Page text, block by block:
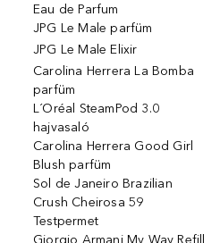
Eau de Parfum
JPG Le Male parfüm
JPG Le Male Elixir
Carolina Herrera La Bomba
parfüm
L´Oréal SteamPod 3.0
hajvasaló
Carolina Herrera Good Girl
Blush parfüm
Sol de Janeiro Brazilian
Crush Cheirosa 59
Testpermet
Giorgio Armani My Way Refill